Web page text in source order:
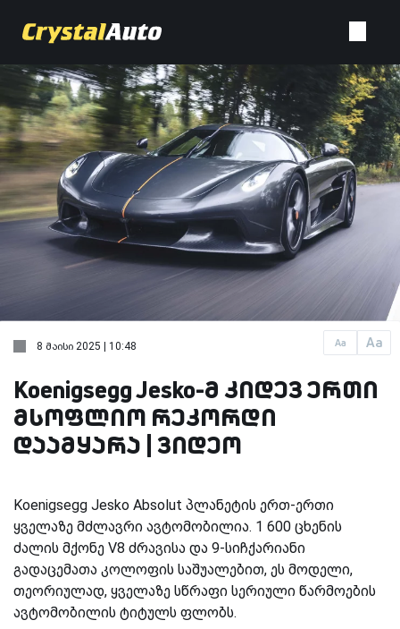
Aa Aa
8 მაისი 2025 | 10:48
Koenigsegg Jesko-მ კიდევ ერთი
მსოფლიო რეკორდი
დაამყარა | ვიდეო
Koenigsegg Jesko Absolut პლანეტის ერთ-ერთი
ყველაზე მძლავრი ავტომობილია. 1 600 ცხენის
ძალის მქონე V8 ძრავისა და 9-სიჩქარიანი
გადაცემათა კოლოფის საშუალებით, ეს მოდელი,
თეორიულად, ყველაზე სწრაფი სერიული წარმოების
ავტომობილის ტიტულს ფლობს.